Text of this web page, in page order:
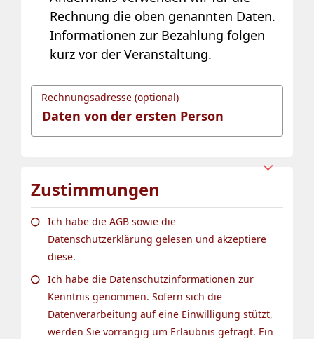
Rechnung die oben genannten Daten.
Informationen zur Bezahlung folgen
kurz vor der Veranstaltung.
Rechnungsadresse (optional)
Zustimmungen
Ich habe die AGB sowie die
Datenschutzerklärung gelesen und akzeptiere
diese.
Ich habe die Datenschutzinformationen zur
Kenntnis genommen. Sofern sich die
Datenverarbeitung auf eine Einwilligung stützt,
werden Sie vorrangig um Erlaubnis gefragt. Ein